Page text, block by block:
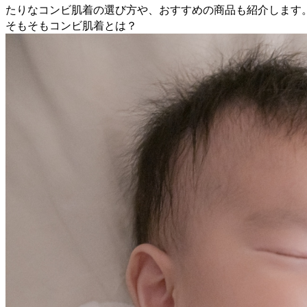
たりなコンビ肌着の選び方や、おすすめの商品も紹介します
そもそもコンビ肌着とは？